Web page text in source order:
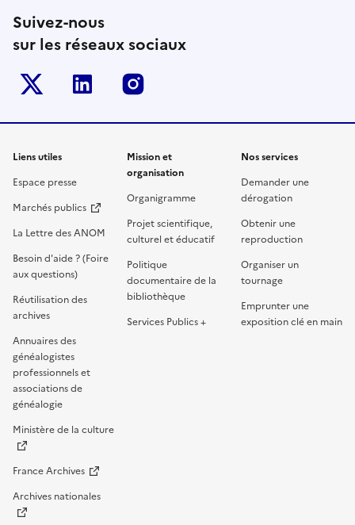
Suivez-nous
sur les réseaux sociaux
twitter-x linkedin
Liens utiles
Espace presse
Marchés publics
La Lettre des ANOM
Besoin d'aide ? (Foire
aux questions)
Réutilisation des
archives
Annuaires des
généalogistes
professionnels et
associations de
généalogie
Ministère de la culture
France Archives
Archives nationales
Mission et
organisation
Organigramme
Projet scientifique,
culturel et éducatif
Politique
documentaire de la
bibliothèque
Services Publics +
Nos services
Demander une
dérogation
Obtenir une
reproduction
Organiser un
tournage
Emprunter une
exposition clé en main